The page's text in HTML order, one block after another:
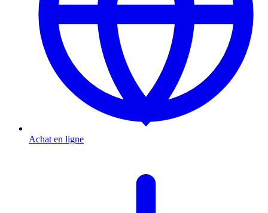
Achat en ligne